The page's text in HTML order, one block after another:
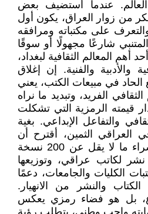
عندما أستضيف بعض
من زوار العراق، يكون أول
على مكتباته ومرافقه
المتنبي شارعًا مجهولًا أو سوقًا
أهم المعالم الثقافية لبغداد،
والأدبية والفنية. إن إغلاق
الحاد في مبيعات الكتب، يعني
الفريد، وتبديد ما نراه
قيمته الرمزية التي تشكلت
والتفاعل الإبداعي. بغية
العراقي الثمين، أقترح أن
تبادر وزارة الثقافة إلى شراء ما لا يقل عن 200 نسخة
لكاتب عراقي، وتوزيعها
الكليات والجامعات، دعمًا
والنشر من الانهيار.
بل هو فضاء رمزي يعكس